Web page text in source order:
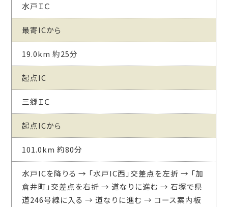
水戸ＩＣ
最寄ICから
19.0km 約25分
起点IC
三郷ＩＣ
起点ICから
101.0km 約80分
水戸ICを降りる → 「水戸IC西」交差点を左折 → 「加
倉井町」交差点を右折 → 道なりに進む → 石塚で県
道246号線に入る → 道なりに進む → コース案内板